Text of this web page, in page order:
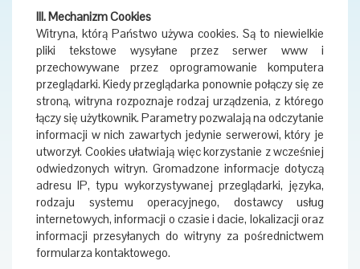
III. Mechanizm Cookies
Witryna, którą Państwo używa cookies. Są to niewielkie
pliki tekstowe wysyłane przez serwer www i
przechowywane przez oprogramowanie komputera
przeglądarki. Kiedy przeglądarka ponownie połączy się ze
stroną, witryna rozpoznaje rodzaj urządzenia, z którego
łączy się użytkownik. Parametry pozwalają na odczytanie
informacji w nich zawartych jedynie serwerowi, który je
utworzył. Cookies ułatwiają więc korzystanie z wcześniej
odwiedzonych witryn. Gromadzone informacje dotyczą
adresu IP, typu wykorzystywanej przeglądarki, języka,
rodzaju systemu operacyjnego, dostawcy usług
internetowych, informacji o czasie i dacie, lokalizacji oraz
informacji przesyłanych do witryny za pośrednictwem
formularza kontaktowego.